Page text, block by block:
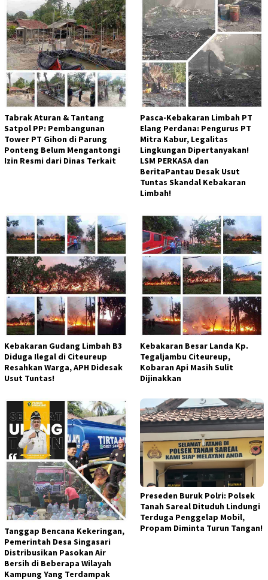
Tabrak Aturan & Tantang
Satpol PP: Pembangunan
Tower PT Gihon di Parung
Ponteng Belum Mengantongi
Izin Resmi dari Dinas Terkait
Pasca-Kebakaran Limbah PT
Elang Perdana: Pengurus PT
Mitra Kabur, Legalitas
Lingkungan Dipertanyakan!
LSM PERKASA dan
BeritaPantau Desak Usut
Tuntas Skandal Kebakaran
Limbah!
Kebakaran Gudang Limbah B3
Diduga Ilegal di Citeureup
Resahkan Warga, APH Didesak
Usut Tuntas!
Kebakaran Besar Landa Kp.
Tegaljambu Citeureup,
Kobaran Api Masih Sulit
Dijinakkan
Tanggap Bencana Kekeringan,
Pemerintah Desa Singasari
Distribusikan Pasokan Air
Bersih di Beberapa Wilayah
Kampung Yang Terdampak
Preseden Buruk Polri: Polsek
Tanah Sareal Dituduh Lindungi
Terduga Penggelap Mobil,
Propam Diminta Turun Tangan!